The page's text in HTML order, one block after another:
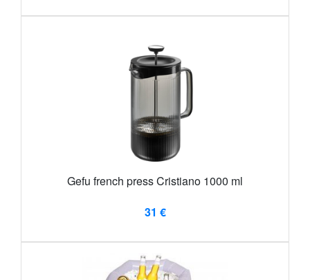
Gefu french press Cristiano 1000 ml
31 €